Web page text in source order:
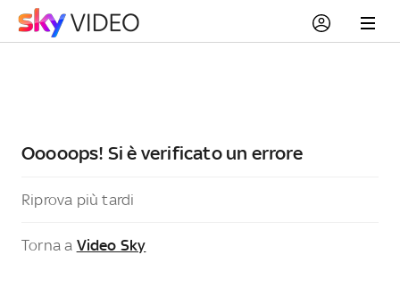
Ooooops! Si è verificato un errore
Riprova più tardi
Torna a Video Sky